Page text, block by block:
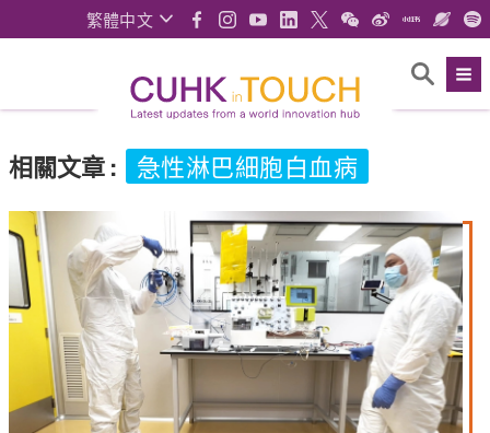
繁體中文
相關文章: 急性淋巴細胞白血病